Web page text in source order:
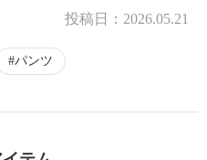
投稿日： 2026.05.21
パンツ